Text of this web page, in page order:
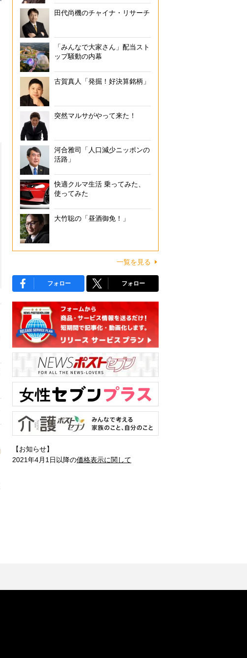
田代尚機のチャイナ・リサーチ
「みんなで大家さん」配当スト
ップ騒動の内幕
古賀真人「発掘！好決算銘柄」
突然マルサがやって来た！
河合雅司「人口減少ニッポンの
活路」
快適クルマ生活 乗ってみた、
使ってみた
大竹聡の「昼酒御免！」
一覧を見る
フォロー フォロー
【お知らせ】
2021年4月1日以降の価格表示に関して